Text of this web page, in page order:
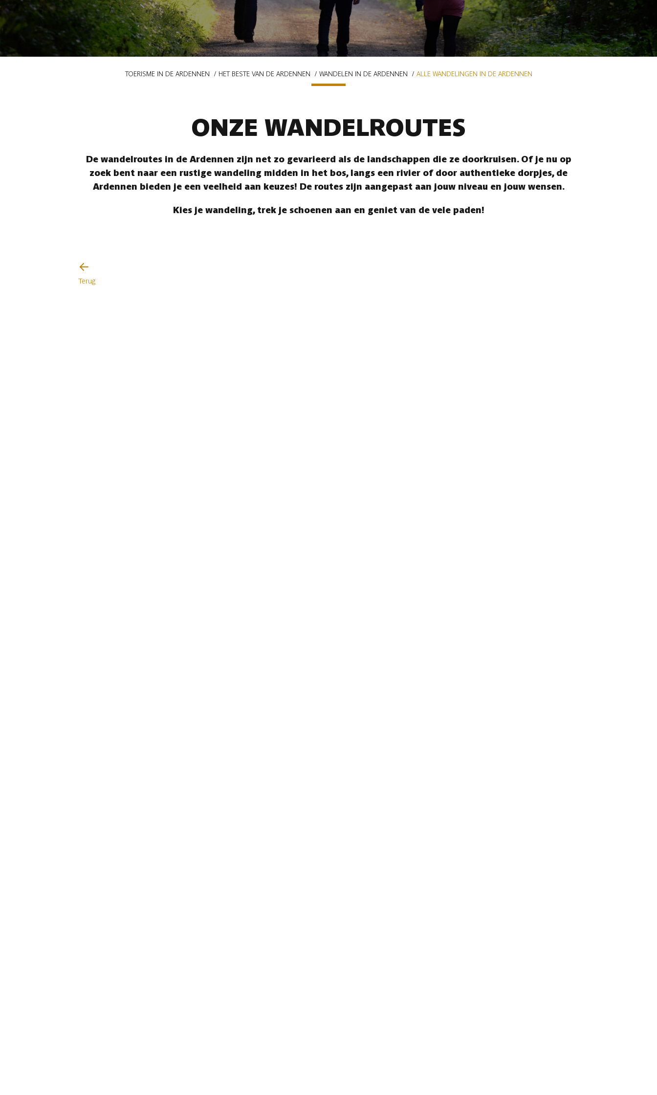
TOERISME IN DE ARDENNEN HET BESTE VAN DE ARDENNEN WANDELEN IN DE ARDENNEN ALLE WANDELINGEN IN DE ARDENNEN
ONZE WANDELROUTES
De wandelroutes in de Ardennen zijn net zo gevarieerd als de landschappen die ze doorkruisen. Of je nu op
zoek bent naar een rustige wandeling midden in het bos, langs een rivier of door authentieke dorpjes, de
Ardennen bieden je een veelheid aan keuzes! De routes zijn aangepast aan jouw niveau en jouw wensen.
Kies je wandeling, trek je schoenen aan en geniet van de vele paden!
Terug